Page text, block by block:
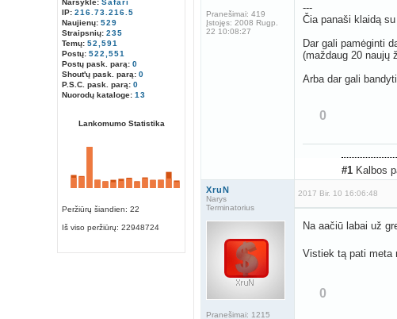
Naršyklė: Safari
IP: 216.73.216.5
Naujienų: 529
Straipsnių: 235
Temų: 52,591
Postų: 522,551
Postų pask. parą: 0
Shout'ų pask. parą: 0
P.S.C. pask. parą: 0
Nuorodų kataloge: 13
Lankomumo Statistika
Peržiūrų šiandien: 22
Iš viso peržiūrų: 22948724
Pranešimai: 419
Įstojęs: 2008 Rugp.
22 10:08:27
---
Čia panaši klaidą
Dar gali pamėginti
(maždaug 20 naujų
Arba dar gali
0
#1Kalbos
XruN
Narys
Terminatorius
Pranešimai: 1215
2017 Bir. 10 16:06:48
Na aačiū labai už
Vistiek tą pati meta
0